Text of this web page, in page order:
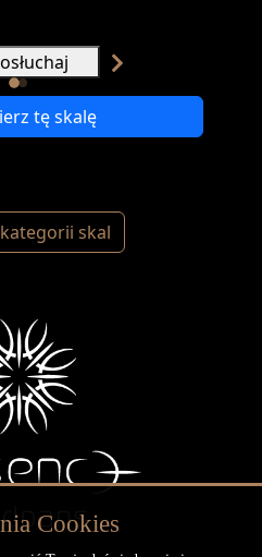
tę skalę
skal
Cookies